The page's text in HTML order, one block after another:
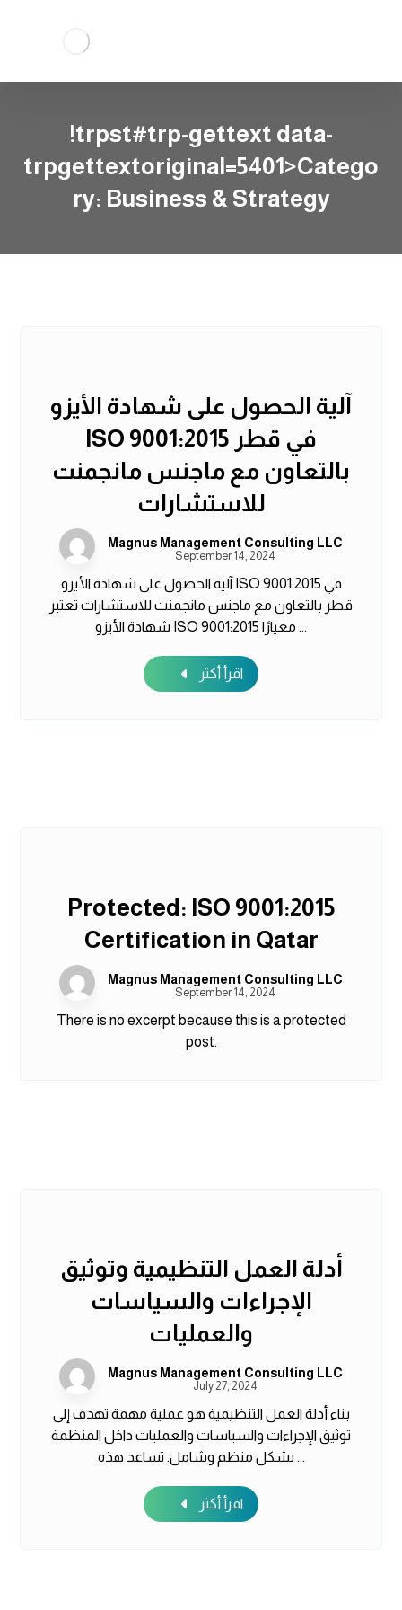
!trpst#trp-gettext data-
trpgettextoriginal=5401>Catego
ry: Business & Strategy
آلية الحصول على شهادة الأيزو
ISO 9001:2015 في قطر
بالتعاون مع ماجنس مانجمنت
للاستشارات
Magnus Management Consulting LLC
September 14, 2024
آلية الحصول على شهادة الأيزو ISO 9001:2015 في
قطر بالتعاون مع ماجنس مانجمنت للاستشارات تعتبر
شهادة الأيزو ISO 9001:2015 معيارًا ...
اقرأ أكثر
Protected: ISO 9001:2015
Certification in Qatar
Magnus Management Consulting LLC
September 14, 2024
There is no excerpt because this is a protected
post.
أدلة العمل التنظيمية وتوثيق
الإجراءات والسياسات
والعمليات
Magnus Management Consulting LLC
July 27, 2024
بناء أدلة العمل التنظيمية هو عملية مهمة تهدف إلى
توثيق الإجراءات والسياسات والعمليات داخل المنظمة
بشكل منظم وشامل. تساعد هذه ...
اقرأ أكثر